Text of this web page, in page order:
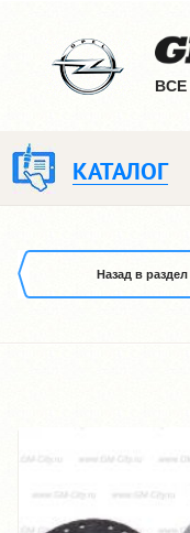
ВCE
КАТАЛОГ
Назад в раздел